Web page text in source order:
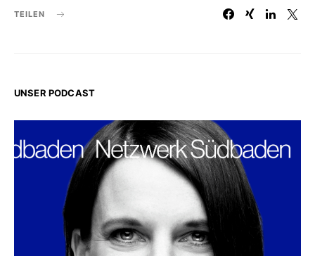
TEILEN
UNSER PODCAST